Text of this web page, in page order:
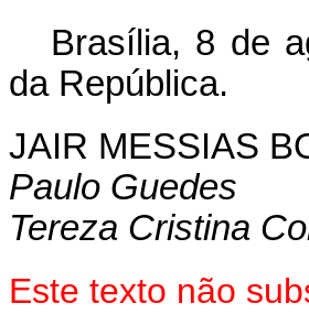
Brasília, 8 de
da República.
JAIR MESSIAS
Paulo Guedes
Tereza Cristina
Este texto não